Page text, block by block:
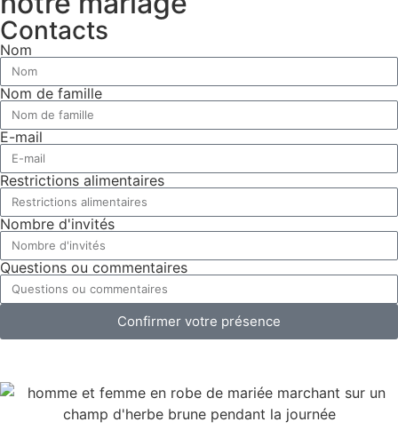
Contacts
Nom
Nom de famille
E-mail
Restrictions alimentaires
Nombre d'invités
Questions ou commentaires
Confirmer votre présence